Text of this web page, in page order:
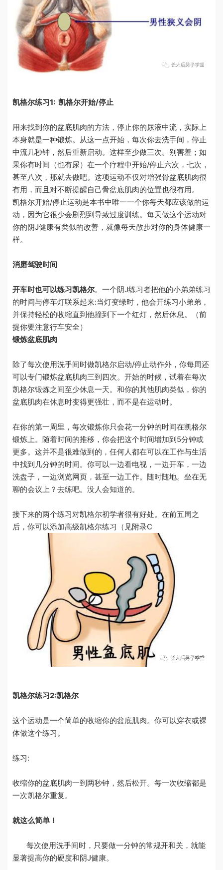
凯格尔练习1: 凯格尔开始/停止
用来找到你的盆底肌肉的方法，停止你的尿液中流，实际上
本身就是一种锻炼。从这一点开始，每次你去洗手间，停止
中流几秒钟，然后重新启动。这样至少做三次。别害羞；如
果你有时间（也有尿）在一个疗程中开始/停止六次，七次，
甚至八次，那就去做吧。这项运动不仅对增强骨盆底肌肉很
有用，而且对不断提醒自己骨盆底肌肉的位置也很有用。
凯格尔开始/停止运动是本书中唯一一个你每天都应该做的运
动，因为它很少会剧烈到导致过度训练。每天做这个运动对
你的阴J健康有类似的改善，就像每天散步对你的身体健康一
样。
消磨驾驶时间
开车时也可以练习凯格尔。一个阴J练习者把他的小弟弟练习
的时间与停车灯联系起来:当灯变绿时，他会开练习小弟弟，
并保持轻松的收缩直到他撞到下一个红灯，然后休息。（前
提你要注意行车安全）
锻炼盆底肌肉
除了每次使用洗手间时做凯格尔启动/停止动作外，你每周还
可以专门锻炼盆底肌肉三到四次。开始的时候，试着在每次
凯格尔锻炼之间至少休息一天。和你的其他肌肉类似，你的
盆底肌肉在休息时变得更强壮，而不是在运动时。
在你的第一周里，每次锻炼你只会花一分钟的时间在凯格尔
锻炼上。随着时间的推移，你会把这个时间增加到5分钟或
更多。这并不是很难做到的，任何人都在可以在工作与生活
中找到几分钟的时间。你可以一边看电视，一边开车，一边
洗盘子，一边浏览网页，甚至一边工作。随时随地。坐在无
聊的会议上？去练吧。没人会知道的。
接下来的两个练习对凯格尔初学者很有好处。在前五周之
后，你可以添加高级凯格尔练习（见附录C
凯格尔练习2:凯格尔
这个运动是一个简单的收缩你的盆底肌肉。你可以穿衣或裸
体做这个练习。
练习:
收缩你的盆底肌肉一到两秒钟，然后松开。每一次收缩都是
一次凯格尔重复。
就这么简单！
每次使用洗手间时，只要做一分钟的常规开和关，就能
显著提高你的硬度和阴J健康。